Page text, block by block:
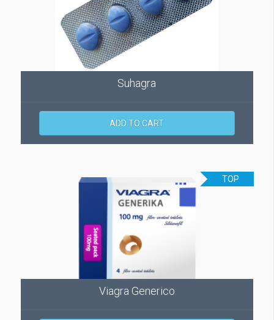
Suhagra
ADD TO CART
TOP
Viagra Generico